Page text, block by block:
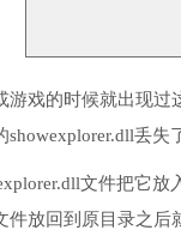
游戏的时候就出现
丢失
文件把它
件放回到原目录之